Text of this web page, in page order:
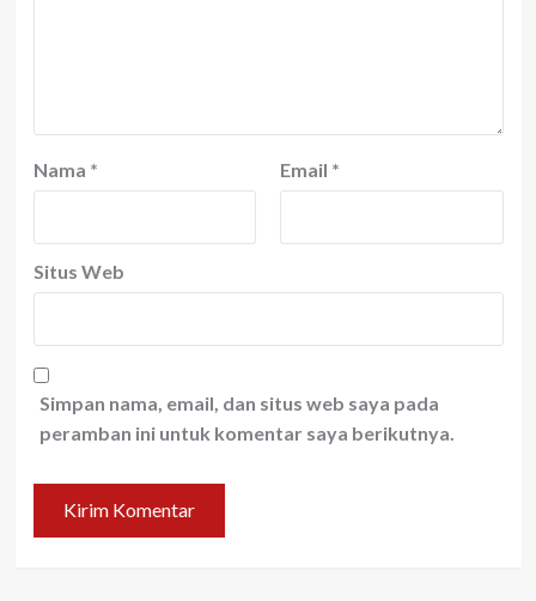
Nama * Email *
Situs Web
Simpan nama, email, dan situs web saya pada
peramban ini untuk komentar saya berikutnya.